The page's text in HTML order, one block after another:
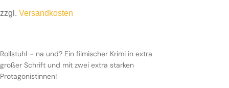
zzgl. Versandkosten
Rollstuhl – na und? Ein filmischer Krimi in extra
großer Schrift und mit zwei extra starken
Protagonistinnen!